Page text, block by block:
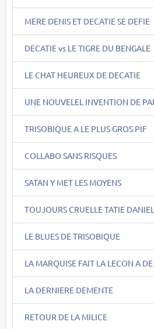
MERE DENIS ET DECATIE SE DEFIE
DECATIE vs LE TIGRE DU BENGALE
LE CHAT HEUREUX DE DECATIE
UNE NOUVELEL INVENTION DE
TRISOBIQUE A LE PLUS GROS PIF
COLLABO SANS RISQUES
SATAN Y MET LES MOYENS
TOUJOURS CRUELLE TATIE
LE BLUES DE TRISOBIQUE
LA MARQUISE FAIT LA LECON A DE
LA DERNIERE DEMENTE
RETOUR DE LA MILICE